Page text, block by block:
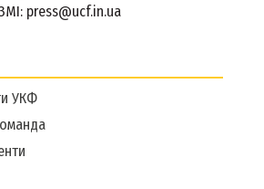
УКФ
press@ucf.in.ua